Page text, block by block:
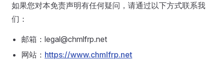
如果您对本免责声明有任何疑问，请通过以下方式联系我
们：
邮箱：legal@chmlfrp.net
网站： https://www.chmlfrp.net